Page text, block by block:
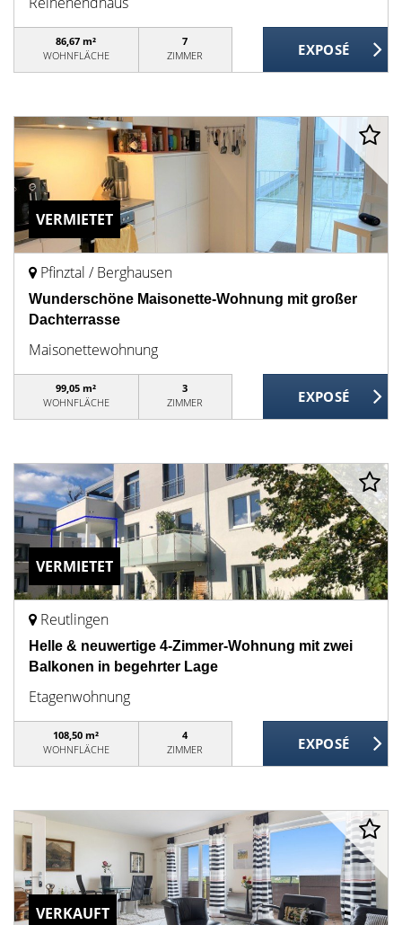
86,67 m²
WOHNFLÄCHE
7
ZIMMER
VERMIETET
Pfinztal / Berghausen
Wunderschöne Maisonette-Wohnung mit großer
Dachterrasse
Maisonettewohnung
99,05 m²
WOHNFLÄCHE
3
ZIMMER
VERMIETET
Reutlingen
Helle & neuwertige 4-Zimmer-Wohnung mit zwei
Balkonen in begehrter Lage
Etagenwohnung
108,50 m²
WOHNFLÄCHE
4
ZIMMER
VERKAUFT